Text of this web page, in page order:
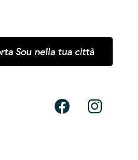
Sou nella tua città